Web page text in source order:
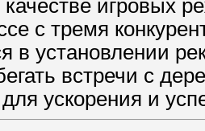
качестве игровых
с тремя
в установлении
встречи с
ускорения и